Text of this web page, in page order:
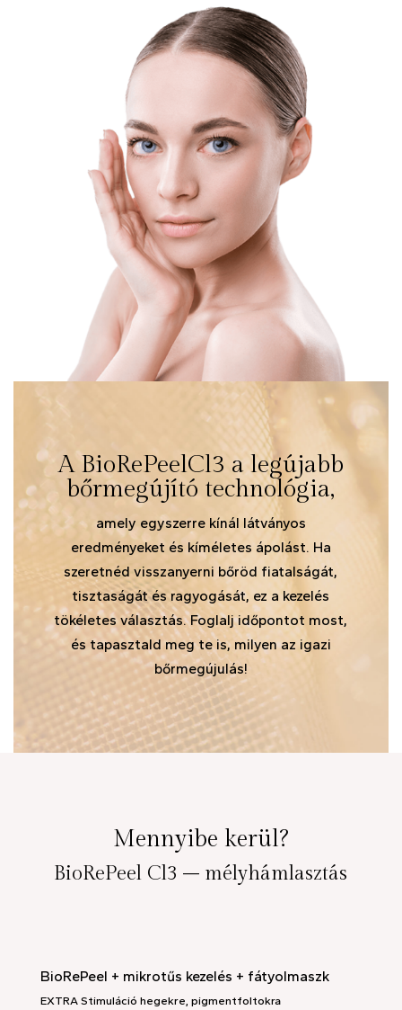
A BioRePeelCl3 a legújabb
bőrmegújító technológia,
amely egyszerre kínál látványos
eredményeket és kíméletes ápolást. Ha
szeretnéd visszanyerni bőröd fiatalságát,
tisztaságát és ragyogását, ez a kezelés
tökéletes választás. Foglalj időpontot most,
és tapasztald meg te is, milyen az igazi
bőrmegújulás!
Mennyibe kerül?
BioRePeel Cl3 – mélyhámlasztás
BioRePeel + mikrotűs kezelés + fátyolmaszk
EXTRA Stimuláció hegekre, pigmentfoltokra